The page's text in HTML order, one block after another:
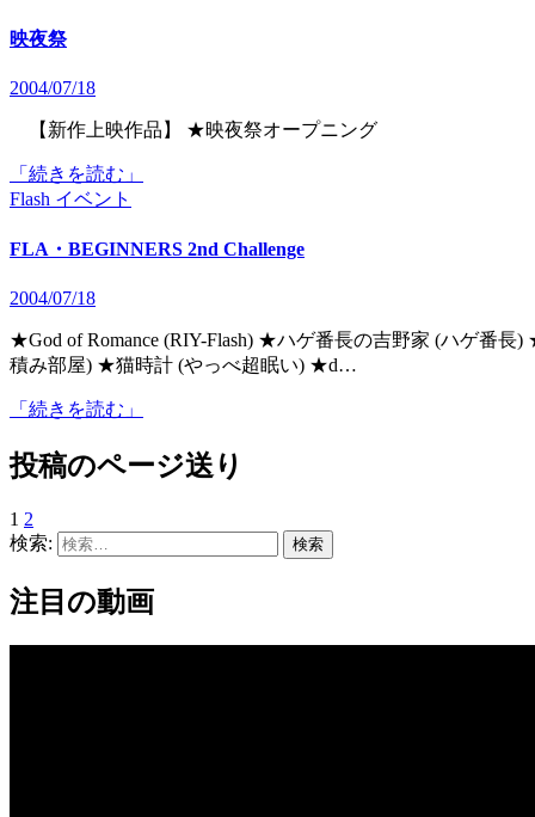
映夜祭
2004/07/18
【新作上映作品】 ★映夜祭オープニング
「続きを読む」
Flash イベント
FLA・BEGINNERS 2nd Challenge
2004/07/18
★God of Romance (RIY-Flash) ★ハゲ番長の吉野家 (ハゲ番長) ★小岩井PV？ (小岩井の赤) ★野菜戦士トマトン (Flash下
積み部屋) ★猫時計 (やっべ超眠い) ★d…
「続きを読む」
投稿のページ送り
1 2
検索:
注目の動画